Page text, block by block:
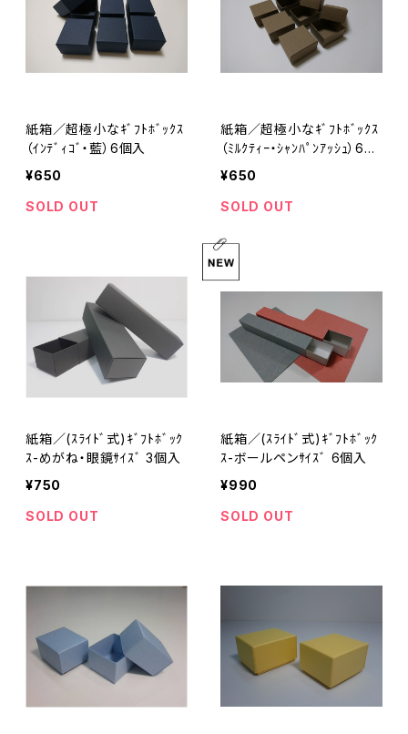
紙箱／超極小なｷﾞﾌﾄﾎﾞｯｸｽ
（ｲﾝﾃﾞｨｺﾞ・藍）6個入
¥650
SOLD OUT
紙箱／超極小なｷﾞﾌﾄﾎﾞｯｸｽ
（ﾐﾙｸﾃｨｰ・ｼｬﾝﾊﾟﾝｱｯｼｭ）6個
入
¥650
SOLD OUT
紙箱／(ｽﾗｲﾄﾞ式)ｷﾞﾌﾄﾎﾞｯｸ
ｽ-めがね・眼鏡ｻｲｽﾞ 3個入
¥750
SOLD OUT
紙箱／(ｽﾗｲﾄﾞ式)ｷﾞﾌﾄﾎﾞｯｸ
ｽ-ボールペンｻｲｽﾞ 6個入
¥990
SOLD OUT